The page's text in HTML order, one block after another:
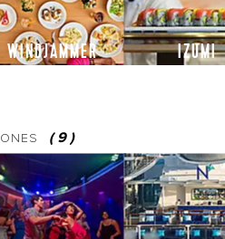
WINDJAMMER IZUMI
(9)